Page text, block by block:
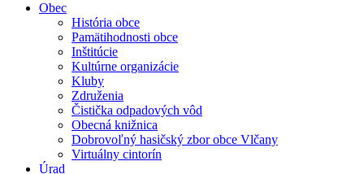
Obec
História obce
Pamätihodnosti obce
Inštitúcie
Kultúrne organizácie
Kluby
Združenia
Čistička odpadových vôd
Obecná knižnica
Dobrovoľný hasičský zbor obce Vlčany
Virtuálny cintorín
Úrad